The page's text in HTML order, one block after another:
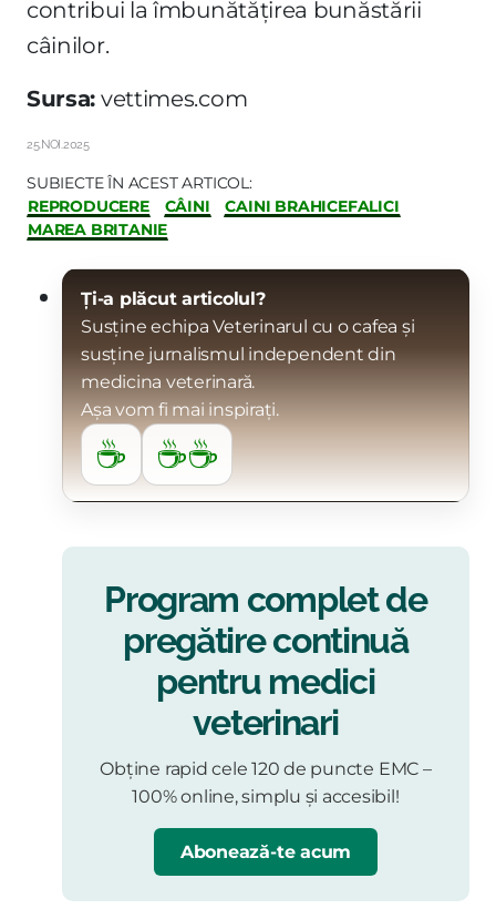
contribui la îmbunătățirea bunăstării
câinilor.
Sursa: vettimes.com
25.NOI.2025
SUBIECTE ÎN ACEST ARTICOL:
REPRODUCERE
CÂINI
CAINI BRAHICEFALICI
MAREA BRITANIE
Ți-a plăcut articolul?
Susține echipa Veterinarul cu o cafea și
susține jurnalismul independent din
medicina veterinară.
Așa vom fi mai inspirați.
☕ ☕☕
Program complet de
pregătire continuă
pentru medici
veterinari
Obține rapid cele 120 de puncte EMC –
100% online, simplu și accesibil!
Abonează-te acum